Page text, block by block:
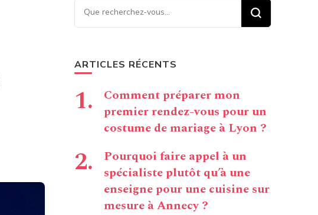
Vous recherchiez quelque
chose ?
ARTICLES RÉCENTS
Comment préparer mon
premier rendez-vous pour un
costume de mariage à Lyon ?
Pourquoi faire appel à un
spécialiste plutôt qu’à une
enseigne pour une cuisine sur
mesure à Annecy ?